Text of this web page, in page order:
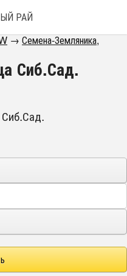
РАЙ
→ Семена-Земляника,
Сиб.Сад.